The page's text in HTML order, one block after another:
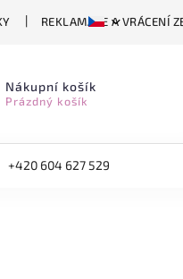
REKLAMACE A VRÁCENÍ
Nákupní košík
Prázdný košík
+420 604 627 529